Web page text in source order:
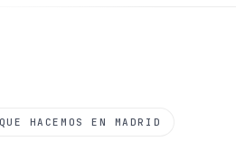
HACEMOS EN MADRID